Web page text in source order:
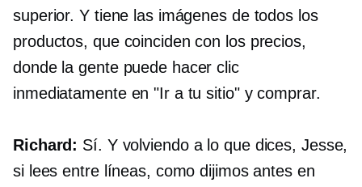
superior. Y tiene las imágenes de todos los
productos, que coinciden con los precios,
donde la gente puede hacer clic
inmediatamente en "Ir a tu sitio" y comprar.
Richard: Sí. Y volviendo a lo que dices, Jesse,
si lees entre líneas, como dijimos antes en